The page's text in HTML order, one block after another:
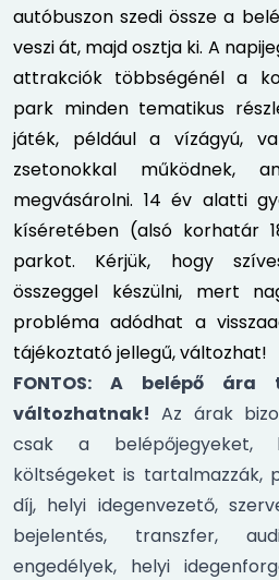
autóbuszon szedi össze a
veszi át, majd osztja ki. A
attrakciók többségénél a
park minden tematikus
játék, például a vízágyú,
zsetonokkal működnek,
megvásárolni. 14 év alatti
kíséretében (alsó korhatár
parkot. Kérjük, hogy
összeggel készülni, mert
probléma adódhat a
tájékoztató jellegű, változhat!
FONTOS: A belépő ára
változhatnak! Az árak
csak a belépőjegyeket,
költségeket is tartalmazzák,
díj, helyi idegenvezető,
bejelentés, transzfer,
engedélyek, helyi